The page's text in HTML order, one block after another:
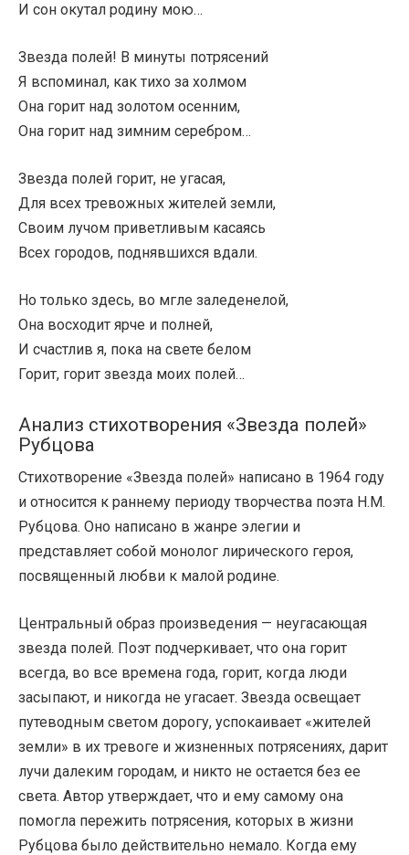
И сон окутал родину мою…
Звезда полей! В минуты потрясений
Я вспоминал, как тихо за холмом
Она горит над золотом осенним,
Она горит над зимним серебром…
Звезда полей горит, не угасая,
Для всех тревожных жителей земли,
Своим лучом приветливым касаясь
Всех городов, поднявшихся вдали.
Но только здесь, во мгле заледенелой,
Она восходит ярче и полней,
И счастлив я, пока на свете белом
Горит, горит звезда моих полей…
Анализ стихотворения «Звезда полей»
Рубцова
Стихотворение «Звезда полей» написано в 1964 году
и относится к раннему периоду творчества поэта Н.М.
Рубцова. Оно написано в жанре элегии и
представляет собой монолог лирического героя,
посвященный любви к малой родине.
Центральный образ произведения — неугасающая
звезда полей. Поэт подчеркивает, что она горит
всегда, во все времена года, горит, когда люди
засыпают, и никогда не угасает. Звезда освещает
путеводным светом дорогу, успокаивает «жителей
земли» в их тревоге и жизненных потрясениях, дарит
лучи далеким городам, и никто не остается без ее
света. Автор утверждает, что и ему самому она
помогла пережить потрясения, которых в жизни
Рубцова было действительно немало. Когда ему